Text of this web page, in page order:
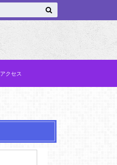
アクセス